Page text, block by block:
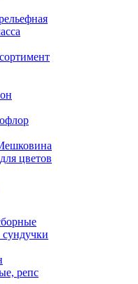
цветов
репс